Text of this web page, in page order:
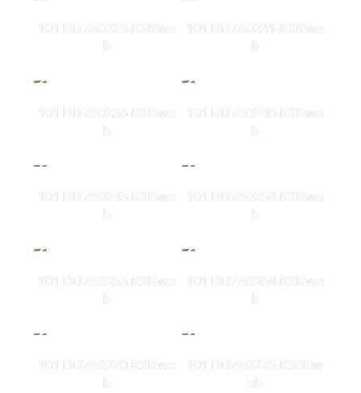
101 DD7A0225-KSKwe
b
101 DD7A0231-KSKwe
b
101 DD7A0236-KSKwe
b
101 DD7A0240-KSKwe
b
101 DD7A0243-KSKwe
b
101 DD7A0254-KSKwe
b
101 DD7A0255-KSKwe
b
101 DD7A0264-KSKwe
b
101 DD7A0270-KSKwe
b
101 DD7A0275-KS0Kw
eb